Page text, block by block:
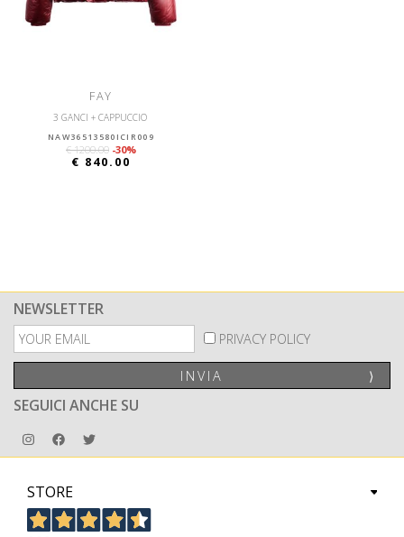
FAY
3 GANCI + CAPPUCCIO
NAW36513580ICIR009
€ 1200.00 -30%
€ 840.00
NEWSLETTER
PRIVACY POLICY
INVIA ⟩
SEGUICI ANCHE SU
STORE